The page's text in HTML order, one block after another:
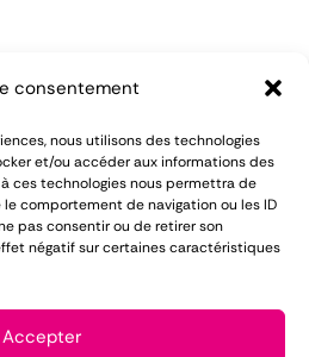
consentement
nous utilisons des technologies
et/ou accéder aux informations des
ces technologies nous permettra de
comportement de navigation ou les ID
pas consentir ou de retirer son
négatif sur certaines caractéristiques
Accepter
disposition plus de 55 ans
de la location de